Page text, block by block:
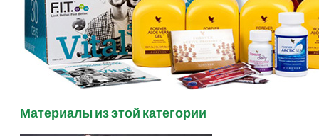
Материалы из этой категории